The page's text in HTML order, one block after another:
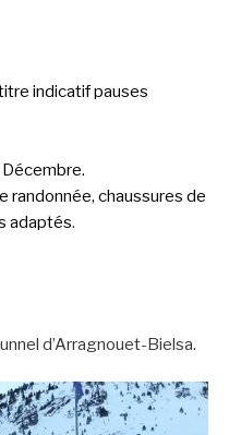
indicatif pauses
Décembre.
randonnée, chaussures de
adaptés.
d’Arragnouet-Bielsa.